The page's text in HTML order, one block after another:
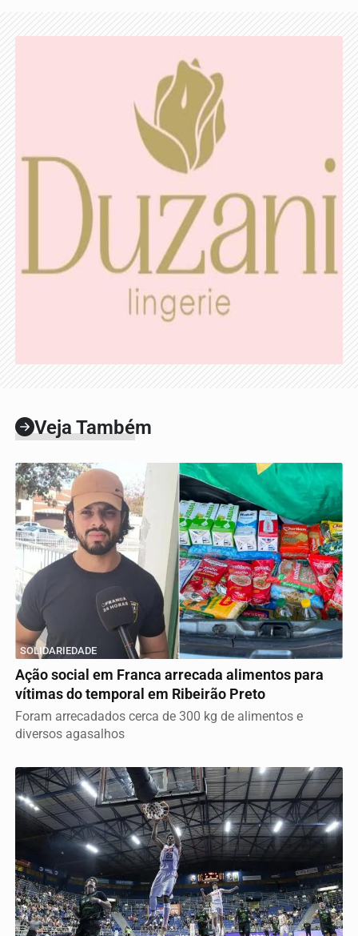
Veja Também
SOLIDARIEDADE
Ação social em Franca arrecada alimentos para
vítimas do temporal em Ribeirão Preto
Foram arrecadados cerca de 300 kg de alimentos e
diversos agasalhos